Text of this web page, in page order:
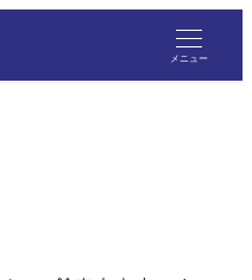
メニュー